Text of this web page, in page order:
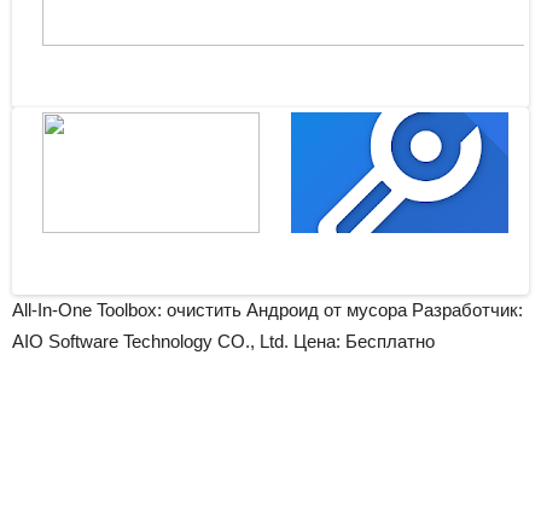
All-In-One Toolbox: очистить Андроид от мусора Разработчик:
AIO Software Technology CO., Ltd. Цена: Бесплатно